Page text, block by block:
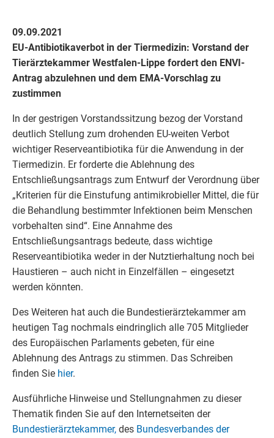
09.09.2021
EU-Antibiotikaverbot in der Tiermedizin: Vorstand der
Tierärztekammer Westfalen-Lippe fordert den ENVI-
Antrag abzulehnen und dem EMA-Vorschlag zu
zustimmen
In der gestrigen Vorstandssitzung bezog der Vorstand
deutlich Stellung zum drohenden EU-weiten Verbot
wichtiger Reserveantibiotika für die Anwendung in der
Tiermedizin. Er forderte die Ablehnung des
Entschließungsantrags zum Entwurf der Verordnung über
„Kriterien für die Einstufung antimikrobieller Mittel, die für
die Behandlung bestimmter Infektionen beim Menschen
vorbehalten sind“. Eine Annahme des
Entschließungsantrags bedeute, dass wichtige
Reserveantibiotika weder in der Nutztierhaltung noch bei
Haustieren – auch nicht in Einzelfällen – eingesetzt
werden könnten.
Des Weiteren hat auch die Bundestierärztekammer am
heutigen Tag nochmals eindringlich alle 705 Mitglieder
des Europäischen Parlaments gebeten, für eine
Ablehnung des Antrags zu stimmen. Das Schreiben
finden Sie hier.
Ausführliche Hinweise und Stellungnahmen zu dieser
Thematik finden Sie auf den Internetseiten der
Bundestierärztekammer, des Bundesverbandes der